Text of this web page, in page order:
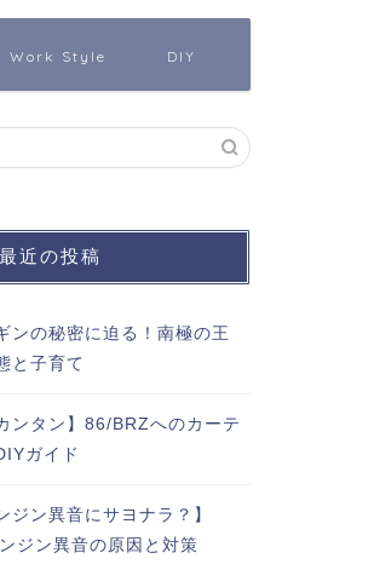
Work Style DIY
最近の投稿
ンの秘密に迫る！南極の王
と子育て
ンタン】86/BRZへのカーテ
ガイド
ジン異音にサヨナラ？】
ジン異音の原因と対策